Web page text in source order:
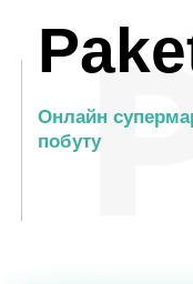
Онлайн
побуту